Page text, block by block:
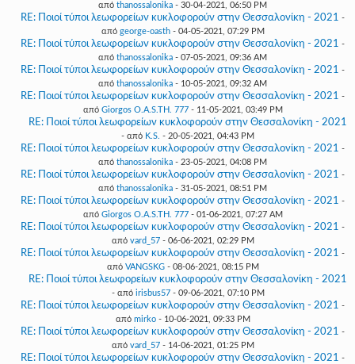
από thanossalonika - 30-04-2021, 06:50 PM
RE: Ποιοί τύποι λεωφορείων κυκλοφορούν στην Θεσσαλονίκη - 2021 -
από george-oasth- 04-05-2021, 07:29 PM
RE: Ποιοί τύποι λεωφορείων κυκλοφορούν στην Θεσσαλονίκη - 2021 -
από thanossalonika - 07-05-2021, 09:36 AM
RE: Ποιοί τύποι λεωφορείων κυκλοφορούν στην Θεσσαλονίκη - 2021 -
από thanossalonika - 10-05-2021, 09:32 AM
RE: Ποιοί τύποι λεωφορείων κυκλοφορούν στην Θεσσαλονίκη - 2021 -
από Giorgos O.A.S.TH. 777- 11-05-2021, 03:49 PM
RE: Ποιοί τύποι λεωφορείων κυκλοφορούν στην Θεσσαλονίκη - 2021
- από K.S. - 20-05-2021, 04:43 PM
RE: Ποιοί τύποι λεωφορείων κυκλοφορούν στην Θεσσαλονίκη - 2021 -
από thanossalonika - 23-05-2021, 04:08 PM
RE: Ποιοί τύποι λεωφορείων κυκλοφορούν στην Θεσσαλονίκη - 2021 -
από thanossalonika - 31-05-2021, 08:51 PM
RE: Ποιοί τύποι λεωφορείων κυκλοφορούν στην Θεσσαλονίκη - 2021 -
από Giorgos O.A.S.TH. 777- 01-06-2021, 07:27 AM
RE: Ποιοί τύποι λεωφορείων κυκλοφορούν στην Θεσσαλονίκη - 2021 -
από vard_57- 06-06-2021, 02:29 PM
RE: Ποιοί τύποι λεωφορείων κυκλοφορούν στην Θεσσαλονίκη - 2021 -
από VANGSKG- 08-06-2021, 08:15 PM
RE: Ποιοί τύποι λεωφορείων κυκλοφορούν στην Θεσσαλονίκη - 2021
- από irisbus57- 09-06-2021, 07:10 PM
RE: Ποιοί τύποι λεωφορείων κυκλοφορούν στην Θεσσαλονίκη - 2021 -
από mirko- 10-06-2021, 09:33 PM
RE: Ποιοί τύποι λεωφορείων κυκλοφορούν στην Θεσσαλονίκη - 2021 -
από vard_57- 14-06-2021, 01:25 PM
RE: Ποιοί τύποι λεωφορείων κυκλοφορούν στην Θεσσαλονίκη - 2021 -